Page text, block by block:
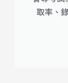
取率、